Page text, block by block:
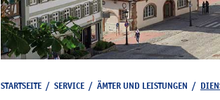
STARTSEITE / SERVICE / ÄMTER UND LEISTUNGEN /